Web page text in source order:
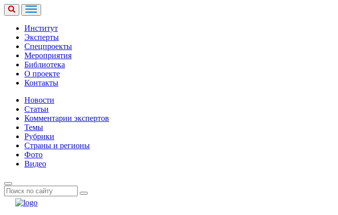
Институт
Эксперты
Спецпроекты
Мероприятия
Библиотека
О проекте
Контакты
Новости
Статьи
Комментарии экспертов
Темы
Рубрики
Страны и регионы
Фото
Видео